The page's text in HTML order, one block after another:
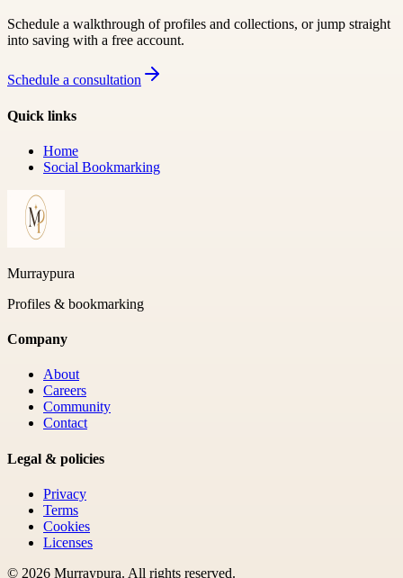
Schedule a walkthrough of profiles and collections, or jump straight
into saving with a free account.
Schedule a consultation
Quick links
Home
Social Bookmarking
Murraypura
Profiles & bookmarking
Company
About
Careers
Community
Contact
Legal & policies
Privacy
Terms
Cookies
Licenses
© 2026 Murraypura. All rights reserved.